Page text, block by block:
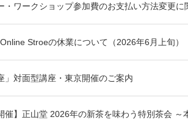
・ワークショップ参加費のお支払い方法変更
Stroeの休業について（2026年6月上旬）
」対面型講座・東京開催のご案内
催】正山堂 2026年の新茶を味わう特別茶会 ～